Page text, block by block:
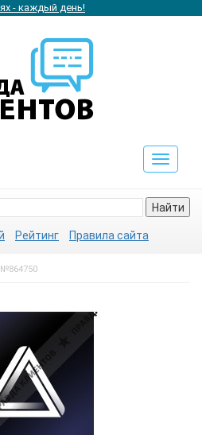
- каждый день!
Toggle
Найти
Рейтинг Правила сайта